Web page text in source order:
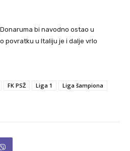
bi navodno ostao u
povratku u Italiju je i dalje vrlo
FK PSŽ Liga 1
Liga šampiona